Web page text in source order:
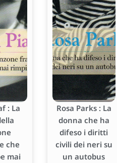
: La
che
mai
Rosa Parks : La
donna che ha
difeso i diritti
civili dei neri su
un autobus